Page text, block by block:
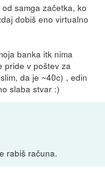
samga začetka, ko
dobiš eno virtualno
banka itk nima
pride v poštev za
da je ~40c) , edin
slaba stvar :)
rabiš računa.